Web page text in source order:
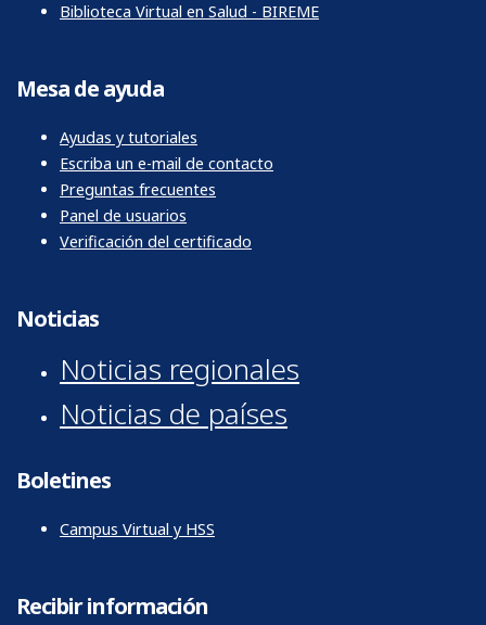
Biblioteca Virtual en Salud - BIREME
Mesa de ayuda
Ayudas y tutoriales
Escriba un e-mail de contacto
Preguntas frecuentes
Panel de usuarios
Verificación del certificado
Noticias
Noticias regionales
Noticias de países
Boletines
Campus Virtual y HSS
Recibir información